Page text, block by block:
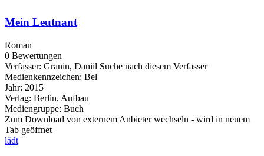
Mein Leutnant
Roman
0 Bewertungen
Verfasser: Granin, Daniil Suche nach diesem Verfasser
Medienkennzeichen: Bel
Jahr: 2015
Verlag: Berlin, Aufbau
Mediengruppe: Buch
Zum Download von externem Anbieter wechseln - wird in neuem
Tab geöffnet
lädt